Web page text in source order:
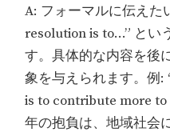
A: フォーマルに伝えた
resolution is to…” とい
す。具体的な内容を後
象を与えられます。例:
is to contribute more
年の抱負は、地域社会